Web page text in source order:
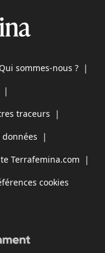
Qui sommes-nous ? |
|
traceurs |
|
Terrafemina.com |
cookies